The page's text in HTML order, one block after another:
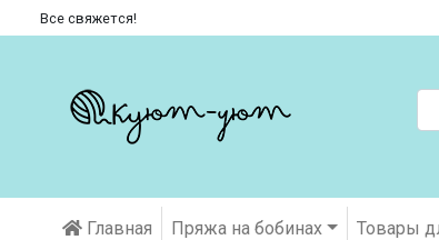
Все свяжется!
Главная Пряжа на бобинах Товары